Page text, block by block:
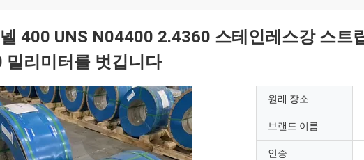
400 UNS N04400 2.4360 스테인레스강 스트
밀리미터를 벗깁니다
원래 장소
브랜드 이름
인증